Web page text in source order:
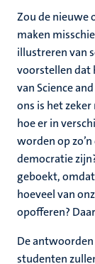
Zou de nieuwe
maken
illustreren van
voorstellen dat
van Science
ons is het
hoe er in
worden op
democratie
geboekt,
hoeveel van
opofferen?
De
studenten